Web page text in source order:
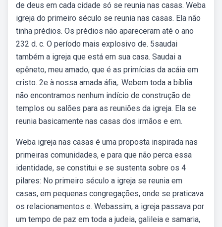
de deus em cada cidade só se reunia nas casas. Weba
igreja do primeiro século se reunia nas casas. Ela não
tinha prédios. Os prédios não apareceram até o ano
232 d. c. O período mais explosivo de. 5saudai
também a igreja que está em sua casa. Saudai a
epêneto, meu amado, que é as primícias da acáia em
cristo. 2e à nossa amada áfia,. Webem toda a bíblia
não encontramos nenhum indício de construção de
templos ou salões para as reuniões da igreja. Ela se
reunia basicamente nas casas dos irmãos e em.
Weba igreja nas casas é uma proposta inspirada nas
primeiras comunidades, e para que não perca essa
identidade, se constitui e se sustenta sobre os 4
pilares: No primeiro século a igreja se reunia em
casas, em pequenas congregações, onde se praticava
os relacionamentos e. Webassim, a igreja passava por
um tempo de paz em toda a judeia, galileia e samaria,